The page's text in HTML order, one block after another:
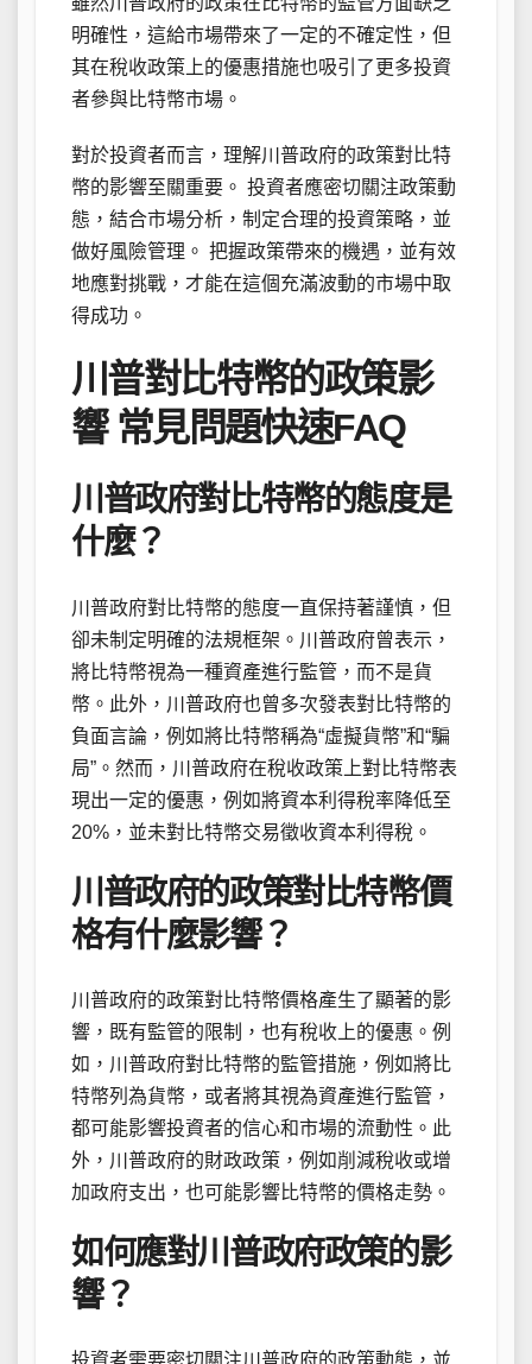
明確性，這給市場帶來了一定的不確定性，但
其在稅收政策上的優惠措施也吸引了更多投資
者參與比特幣市場。
對於投資者而言，理解川普政府的政策對比特
幣的影響至關重要。 投資者應密切關注政策動
態，結合市場分析，制定合理的投資策略，並
做好風險管理。 把握政策帶來的機遇，並有效
地應對挑戰，才能在這個充滿波動的市場中取
得成功。
川普對比特幣的政策影
響 常見問題快速FAQ
川普政府對比特幣的態度是
什麼？
川普政府對比特幣的態度一直保持著謹慎，但
卻未制定明確的法規框架。川普政府曾表示，
將比特幣視為一種資產進行監管，而不是貨
幣。此外，川普政府也曾多次發表對比特幣的
負面言論，例如將比特幣稱為“虛擬貨幣”和“騙
局”。然而，川普政府在稅收政策上對比特幣表
現出一定的優惠，例如將資本利得稅率降低至
20%，並未對比特幣交易徵收資本利得稅。
川普政府的政策對比特幣價
格有什麼影響？
川普政府的政策對比特幣價格產生了顯著的影
響，既有監管的限制，也有稅收上的優惠。例
如，川普政府對比特幣的監管措施，例如將比
特幣列為貨幣，或者將其視為資產進行監管，
都可能影響投資者的信心和市場的流動性。此
外，川普政府的財政政策，例如削減稅收或增
加政府支出，也可能影響比特幣的價格走勢。
如何應對川普政府政策的影
響？